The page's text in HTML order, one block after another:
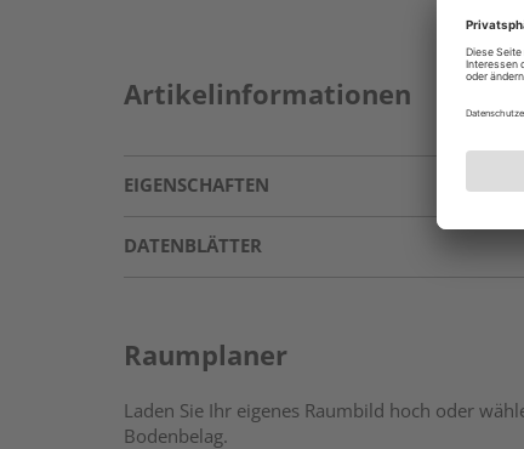
Artikelinformationen
EIGENSCHAFTEN
DATENBLÄTTER
Raumplaner
Laden Sie Ihr eigenes Raumbild hoch oder
Bodenbelag.